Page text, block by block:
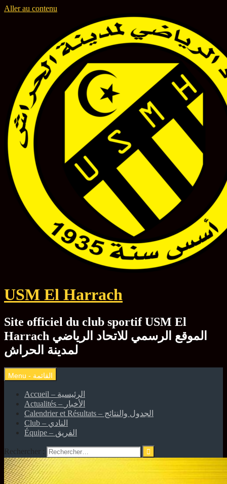
Aller au contenu
USM El Harrach
Site officiel du club sportif USM El
Harrach الموقع الرسمي للاتحاد الرياضي
لمدينة الحراش
Accueil – الرئيسية
Actualités – الأخبار
Calendrier et Résultats – الجدول والنتائج
Club – النادي
Équipe – الفريق
Rechercher :